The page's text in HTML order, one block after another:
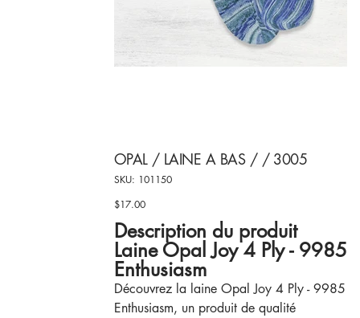
OPAL / LAINE A BAS / / 3005
SKU:
SKU
101150
101150
Price
$17.00
Description du produit
Laine Opal Joy 4 Ply - 9985
Enthusiasm
Découvrez la laine Opal Joy 4 Ply - 9985
Enthusiasm, un produit de qualité